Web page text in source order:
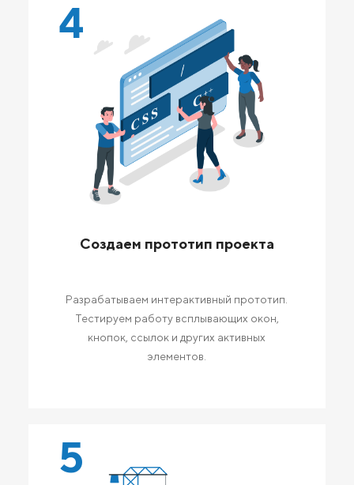
4
Создаем прототип проекта
Разрабатываем интерактивный прототип.
Тестируем работу всплывающих окон,
кнопок, ссылок и других активных
элементов.
5